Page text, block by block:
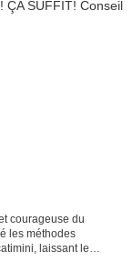
courageuse du
les méthodes
laissant le